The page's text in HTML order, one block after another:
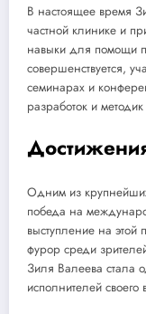
В настоящее время
частной клинике и
навыки для помощи
совершенствуется,
семинарах и
разработок и
Одним из
победа на
выступление на
фурор среди
Зиля Валеева стала
исполнителей своего